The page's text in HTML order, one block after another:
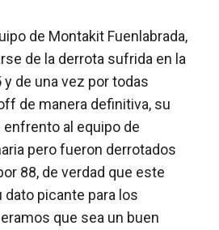
de Montakit Fuenlabrada,
de la derrota sufrida en la
de una vez por todas
de manera definitiva, su
al equipo de
pero fueron derrotados
88, de verdad que este
picante para los
que sea un buen